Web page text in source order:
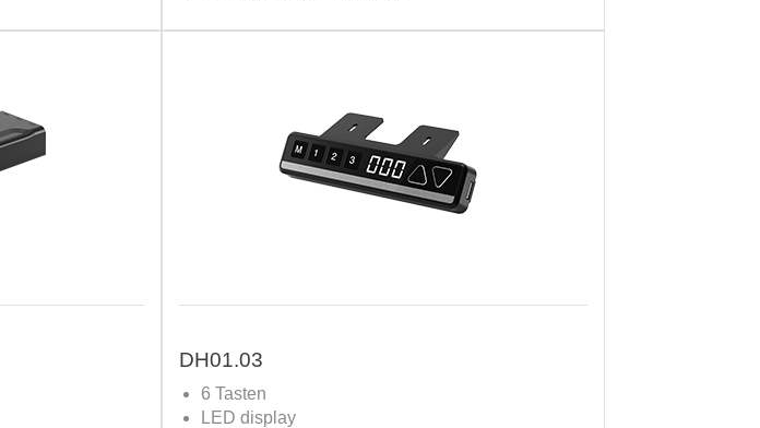
DH01.03
6 Tasten
LED display